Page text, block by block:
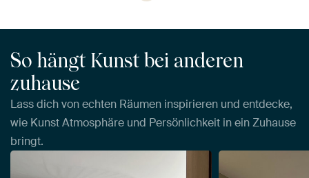
So hängt Kunst bei anderen
zuhause
Lass dich von echten Räumen inspirieren und entdecke,
wie Kunst Atmosphäre und Persönlichkeit in ein Zuhause
bringt.